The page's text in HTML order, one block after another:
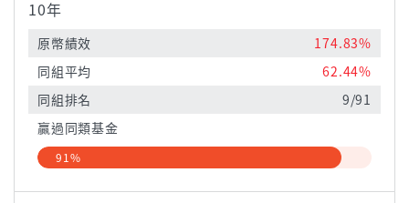
10年
原幣績效
174.83%
同組平均
62.44%
同組排名
9/91
贏過同類基金
91%